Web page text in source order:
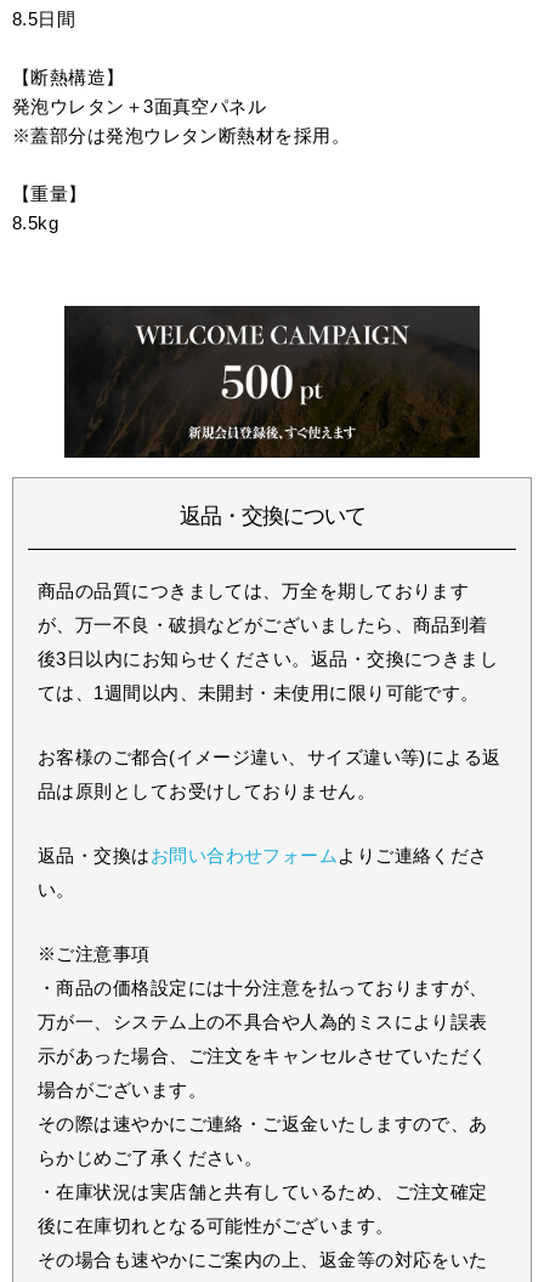
8.5日間
【断熱構造】
発泡ウレタン＋3面真空パネル
※蓋部分は発泡ウレタン断熱材を採用。
【重量】
8.5kg
返品・交換について
商品の品質につきましては、万全を期しております
が、万一不良・破損などがございましたら、商品到着
後3日以内にお知らせください。返品・交換につきまし
ては、1週間以内、未開封・未使用に限り可能です。
お客様のご都合(イメージ違い、サイズ違い等)による返
品は原則としてお受けしておりません。
返品・交換はお問い合わせフォーム よりご連絡くださ
い。
※ご注意事項
・商品の価格設定には十分注意を払っておりますが、
万が一、システム上の不具合や人為的ミスにより誤表
示があった場合、ご注文をキャンセルさせていただく
場合がございます。
その際は速やかにご連絡・ご返金いたしますので、あ
らかじめご了承ください。
・在庫状況は実店舗と共有しているため、ご注文確定
後に在庫切れとなる可能性がございます。
その場合も速やかにご案内の上、返金等の対応をいた